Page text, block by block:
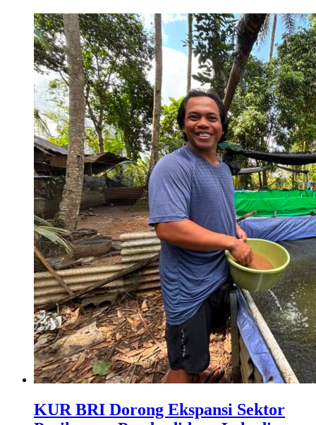
KUR BRI Dorong Ekspansi Sektor